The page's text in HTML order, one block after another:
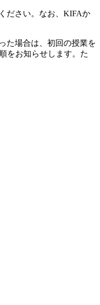
ださい。なお、KIFAか
た場合は、初回の授業を
をお知らせします。た